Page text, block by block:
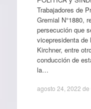
Trabajadores de
Gremial N°1880,
persecución que
vicepresidenta de
Kirchner, entre
conducción de
la…
agosto 24, 2022 de